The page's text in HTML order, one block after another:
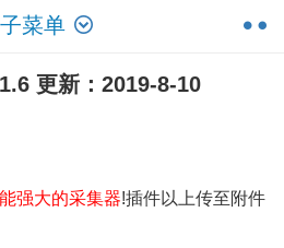
菜单
更新：2019-8-10
强大的采集器!插件以上传至附件